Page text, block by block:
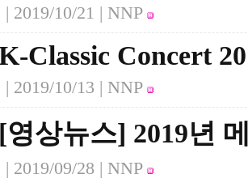
| 2019/10/21 | NNP
Classic Concert
| 2019/10/13 | NNP
[영상뉴스] 2019년
| 2019/09/28 | NNP